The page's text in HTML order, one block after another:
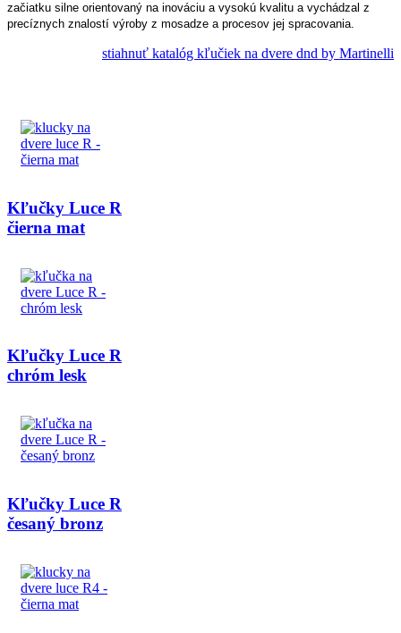
začiatku silne orientovaný na inováciu a vysokú kvalitu a vychádzal z
precíznych znalostí výroby z mosadze a procesov jej spracovania.
stiahnuť katalóg kľučiek na dvere dnd by Martinelli
Kľučky Luce R
čierna mat
Kľučky Luce R
chróm lesk
Kľučky Luce R
česaný bronz